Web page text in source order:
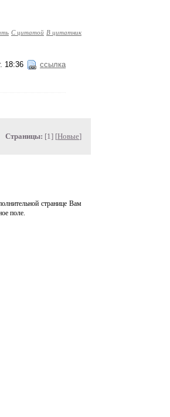
С цитатой В цитатник
18:36 ссылка
Страницы: [1] [Новые]
странице Вам
поле.